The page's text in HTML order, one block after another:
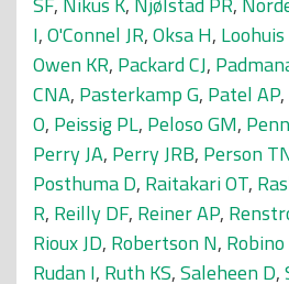
I,O'Connel JR,Oksa H,
Owen KR, Packard CJ,
CNA, Pasterkamp G, Patel AP,
O, Peissig PL, Peloso GM,
Perry JA, Perry JRB, Person
Posthuma D, Raitakari OT,
R, Reilly DF, Reiner AP,
Rioux JD, Robertson N,
Rudan I, Ruth KS,Saleheen D,